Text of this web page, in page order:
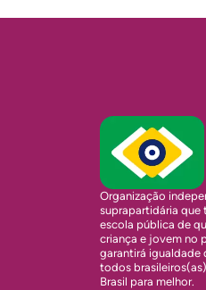
Organização
suprapartidária que
escola pública de
criança e jovem no
garantirá igualdade
todos
Brasil para melhor.